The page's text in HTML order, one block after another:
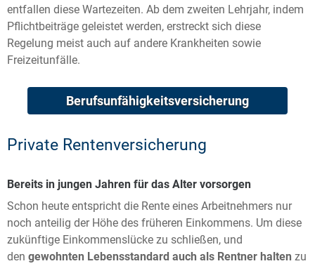
entfallen diese Wartezeiten. Ab dem zweiten Lehrjahr, indem
Pflichtbeiträge geleistet werden, erstreckt sich diese
Regelung meist auch auf andere Krankheiten sowie
Freizeitunfälle.
Berufsunfähigkeitsversicherung
Private Rentenversicherung
Bereits in jungen Jahren für das Alter vorsorgen
Schon heute entspricht die Rente eines Arbeitnehmers nur
noch anteilig der Höhe des früheren Einkommens. Um diese
zukünftige Einkommenslücke zu schließen, und
den gewohnten Lebensstandard auch als Rentner halten zu